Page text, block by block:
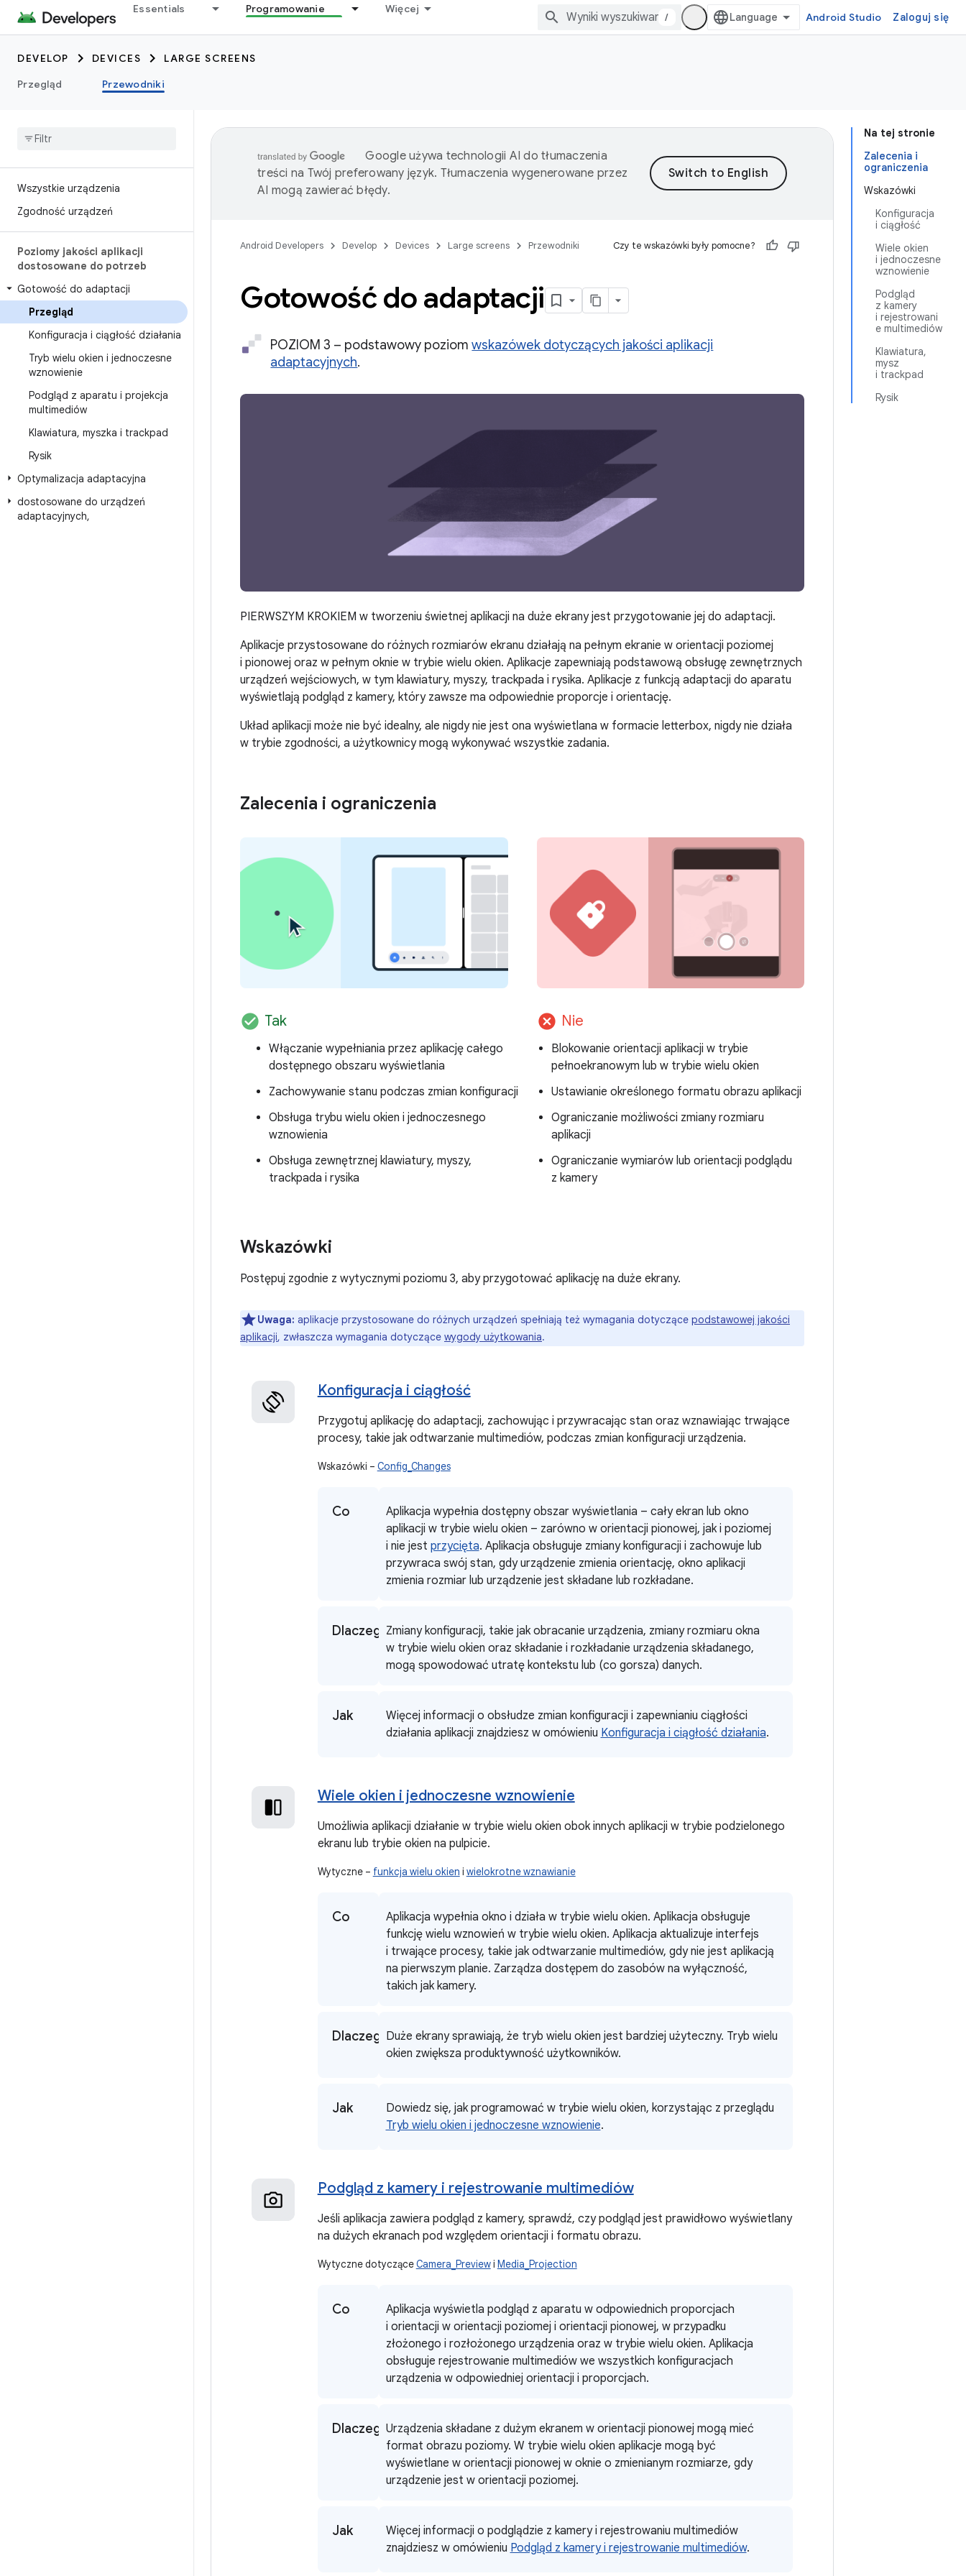
Essentials Programowanie Więcej
/ Android Studio Zaloguj się
DEVELOP DEVICES
LARGE SCREENS
Przegląd
Przewodniki
Wszystkie urządzenia
Zgodność urządzeń
Poziomy jakości aplikacji
dostosowane do potrzeb
Gotowość do adaptacji
Przegląd
Konfiguracja i ciągłość działania
Tryb wielu okien i jednoczesne
wznowienie
Podgląd z aparatu i projekcja
multimediów
Klawiatura, myszka i trackpad
Rysik
Optymalizacja adaptacyjna
dostosowane do urządzeń
adaptacyjnych,
Na tej stronie
Zalecenia i
ograniczenia
Wskazówki
Konfiguracja
i ciągłość
Wiele okien
i jednoczesne
wznowienie
Podgląd
z kamery
i rejestrowani
e multimediów
Klawiatura,
mysz
i trackpad
Rysik
Google używa technologii AI do tłumaczenia
treści na Twój preferowany język. Tłumaczenia wygenerowane przez
AI mogą zawierać błędy.
Android Developers Develop Devices Large screens Przewodniki Czy te wskazówki były pomocne?
Gotowość do adaptacji
POZIOM 3 – podstawowy poziomwskazówek dotyczących jakości aplikacji
adaptacyjnych.
PIERWSZYM KROKIEM w tworzeniu świetnej aplikacji na duże ekrany jest przygotowanie jej do adaptacji.
Aplikacje przystosowane do różnych rozmiarów ekranu działają na pełnym ekranie w orientacji poziomej
i pionowej oraz w pełnym oknie w trybie wielu okien. Aplikacje zapewniają podstawową obsługę zewnętrznych
urządzeń wejściowych, w tym klawiatury, myszy, trackpada i rysika. Aplikacje z funkcją adaptacji do aparatu
wyświetlają podgląd z kamery, który zawsze ma odpowiednie proporcje i orientację.
Układ aplikacji może nie być idealny, ale nigdy nie jest ona wyświetlana w formacie letterbox, nigdy nie działa
w trybie zgodności, a użytkownicy mogą wykonywać wszystkie zadania.
Zalecenia i ograniczenia
check_circle Tak
Włączanie wypełniania przez aplikację całego
dostępnego obszaru wyświetlania
Zachowywanie stanu podczas zmian konfiguracji
Obsługa trybu wielu okien i jednoczesnego
wznowienia
Obsługa zewnętrznej klawiatury, myszy,
trackpada i rysika
cancel Nie
Blokowanie orientacji aplikacji w trybie
pełnoekranowym lub w trybie wielu okien
Ustawianie określonego formatu obrazu aplikacji
Ograniczanie możliwości zmiany rozmiaru
aplikacji
Ograniczanie wymiarów lub orientacji podglądu
z kamery
Wskazówki
Postępuj zgodnie z wytycznymi poziomu 3, aby przygotować aplikację na duże ekrany.
Uwaga: aplikacje przystosowane do różnych urządzeń spełniają też wymagania dotyczące podstawowej jakości
aplikacji, zwłaszcza wymagania dotyczące wygody użytkowania.
Konfiguracja i ciągłość
Przygotuj aplikację do adaptacji, zachowując i przywracając stan oraz wznawiając trwające
procesy, takie jak odtwarzanie multimediów, podczas zmian konfiguracji urządzenia.
Wskazówki – Config_Changes
Co
Aplikacja wypełnia dostępny obszar wyświetlania – cały ekran lub okno
aplikacji w trybie wielu okien – zarówno w orientacji pionowej, jak i poziomej
i nie jest przycięta. Aplikacja obsługuje zmiany konfiguracji i zachowuje lub
przywraca swój stan, gdy urządzenie zmienia orientację, okno aplikacji
zmienia rozmiar lub urządzenie jest składane lub rozkładane.
DlaczegoZmiany konfiguracji, takie jak obracanie urządzenia, zmiany rozmiaru okna
w trybie wielu okien oraz składanie i rozkładanie urządzenia składanego,
mogą spowodować utratę kontekstu lub (co gorsza) danych.
Jak
Więcej informacji o obsłudze zmian konfiguracji i zapewnianiu ciągłości
działania aplikacji znajdziesz w omówieniu Konfiguracja i ciągłość działania.
Wiele okien i jednoczesne wznowienie
Umożliwia aplikacji działanie w trybie wielu okien obok innych aplikacji w trybie podzielonego
ekranu lub trybie okien na pulpicie.
Wytyczne – funkcja wielu okien i wielokrotne wznawianie
Co
Aplikacja wypełnia okno i działa w trybie wielu okien. Aplikacja obsługuje
funkcję wielu wznowień w trybie wielu okien. Aplikacja aktualizuje interfejs
i trwające procesy, takie jak odtwarzanie multimediów, gdy nie jest aplikacją
na pierwszym planie. Zarządza dostępem do zasobów na wyłączność,
takich jak kamery.
DlaczegoDuże ekrany sprawiają, że tryb wielu okien jest bardziej użyteczny. Tryb wielu
okien zwiększa produktywność użytkowników.
Jak
Dowiedz się, jak programować w trybie wielu okien, korzystając z przeglądu
Tryb wielu okien i jednoczesne wznowienie.
Podgląd z kamery i rejestrowanie multimediów
Jeśli aplikacja zawiera podgląd z kamery, sprawdź, czy podgląd jest prawidłowo wyświetlany
na dużych ekranach pod względem orientacji i formatu obrazu.
Wytyczne dotycząceCamera_Previewi Media_Projection
Co
Aplikacja wyświetla podgląd z aparatu w odpowiednich proporcjach
i orientacji w orientacji poziomej i orientacji pionowej, w przypadku
złożonego i rozłożonego urządzenia oraz w trybie wielu okien. Aplikacja
obsługuje rejestrowanie multimediów we wszystkich konfiguracjach
urządzenia w odpowiedniej orientacji i proporcjach.
DlaczegoUrządzenia składane z dużym ekranem w orientacji pionowej mogą mieć
format obrazu poziomy. W trybie wielu okien aplikacje mogą być
wyświetlane w orientacji pionowej w oknie o zmienianym rozmiarze, gdy
urządzenie jest w orientacji poziomej.
Jak
Więcej informacji o podglądzie z kamery i rejestrowaniu multimediów
znajdziesz w omówieniu Podgląd z kamery i rejestrowanie multimediów.